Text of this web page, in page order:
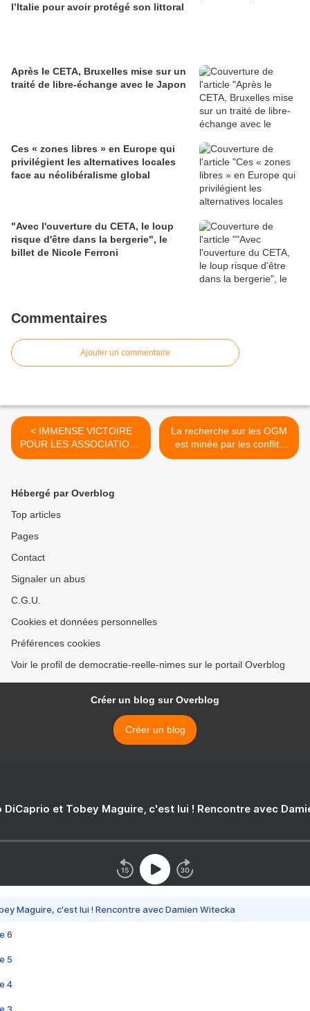
l’Italie pour avoir protégé son littoral
Après le CETA, Bruxelles mise sur un
traité de libre-échange avec le Japon
Ces « zones libres » en Europe qui
privilégient les alternatives locales
face au néolibéralisme global
"Avec l'ouverture du CETA, le loup
risque d'être dans la bergerie", le
billet de Nicole Ferroni
Commentaires
Ajouter un commentaire
< IMMENSE VICTOIRE
POUR LES ASSOCIATIONS
– LES SEMENCES
FRANCE
La recherche sur les OGM
est minée par les conflits
d’intérêts - L’évaluation de
Hébergé par Overblog
Top articles
Pages
Contact
Signaler un abus
C.G.U.
Cookies et données personnelles
Préférences cookies
Voir le profil de democratie-reelle-nimes sur le portail Overblog
Créer un blog sur Overblog
Créer un blog
DiCaprio et Tobey Maguire, c'est lui ! Rencontre avec
Maguire, c'est lui ! Rencontre avec Damien Witecka
6
5
4
3